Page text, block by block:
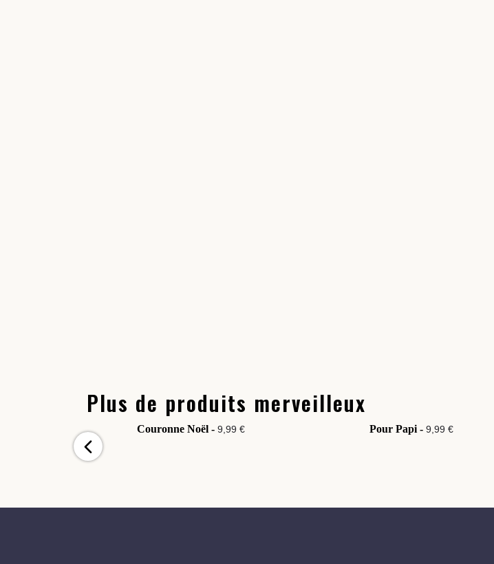
Plus de produits merveilleux
Couronne Noël -9,99 € Pour Papi -9,99 €